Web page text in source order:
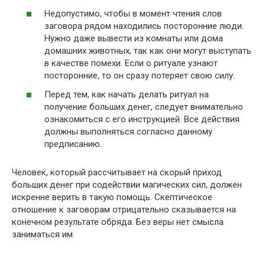
Недопустимо, чтобы в момент чтения слов
заговора рядом находились посторонние люди.
Нужно даже вывести из комнаты или дома
домашних животных, так как они могут выступать
в качестве помехи. Если о ритуале узнают
посторонние, то он сразу потеряет свою силу.
Перед тем, как начать делать ритуал на
получение больших денег, следует внимательно
ознакомиться с его инструкцией. Все действия
должны выполняться согласно данному
предписанию.
Человек, который рассчитывает на скорый приход
больших денег при содействии магических сил, должен
искренне верить в такую помощь. Скептическое
отношение к заговорам отрицательно сказывается на
конечном результате обряда. Без веры нет смысла
заниматься им.